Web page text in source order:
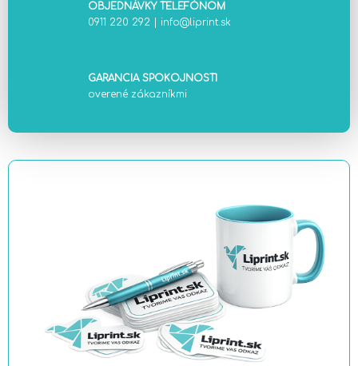
OBJEDNÁVKY TELEFÓNOM
0911 220 292
info@liprint.sk
GARANCIA SPOKOJNOSTI
overené zákazníkmi